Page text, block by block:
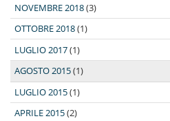
NOVEMBRE 2018(3)
OTTOBRE 2018(1)
LUGLIO 2017(1)
AGOSTO 2015(1)
LUGLIO 2015(1)
APRILE 2015(2)